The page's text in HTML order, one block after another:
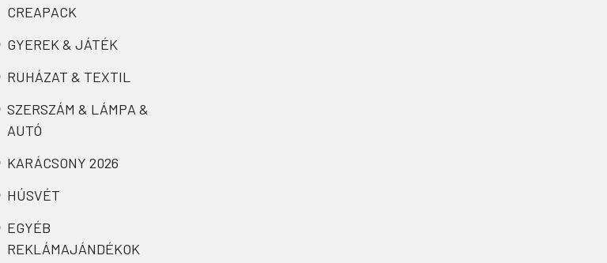
CREAPACK
GYEREK & JÁTÉK
RUHÁZAT & TEXTIL
SZERSZÁM & LÁMPA &
AUTÓ
KARÁCSONY 2026
HÚSVÉT
EGYÉB
REKLÁMAJÁNDÉKOK